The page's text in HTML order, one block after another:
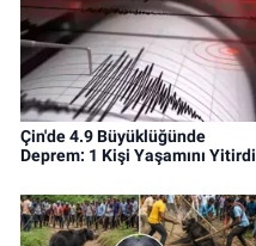
Çin'de 4.9 Büyüklüğünde
Deprem: 1 Kişi Yaşamını Yitirdi